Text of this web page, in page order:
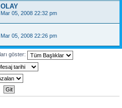
05, 2008 22:32 pm
05, 2008 22:26 pm
göster: